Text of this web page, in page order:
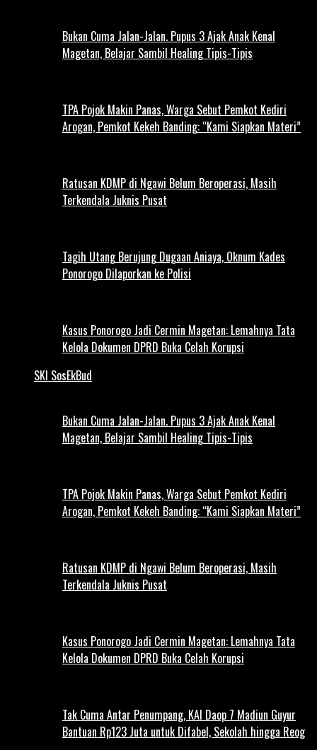
Bukan Cuma Jalan-Jalan. Pupus 3 Ajak Anak Kenal
Magetan, Belajar Sambil Healing Tipis-Tipis
TPA Pojok Makin Panas, Warga Sebut Pemkot Kediri
Arogan, Pemkot Kekeh Banding: “Kami Siapkan Materi”
Ratusan KDMP di Ngawi Belum Beroperasi, Masih
Terkendala Juknis Pusat
Tagih Utang Berujung Dugaan Aniaya, Oknum Kades
Ponorogo Dilaporkan ke Polisi
Kasus Ponorogo Jadi Cermin Magetan: Lemahnya Tata
Kelola Dokumen DPRD Buka Celah Korupsi
SKI SosEkBud
Bukan Cuma Jalan-Jalan. Pupus 3 Ajak Anak Kenal
Magetan, Belajar Sambil Healing Tipis-Tipis
TPA Pojok Makin Panas, Warga Sebut Pemkot Kediri
Arogan, Pemkot Kekeh Banding: “Kami Siapkan Materi”
Ratusan KDMP di Ngawi Belum Beroperasi, Masih
Terkendala Juknis Pusat
Kasus Ponorogo Jadi Cermin Magetan: Lemahnya Tata
Kelola Dokumen DPRD Buka Celah Korupsi
Tak Cuma Antar Penumpang, KAI Daop 7 Madiun Guyur
Bantuan Rp123 Juta untuk Difabel, Sekolah hingga Reog